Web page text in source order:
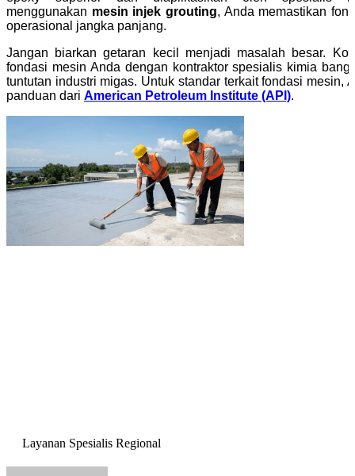
menggunakan mesin injek grouting, Anda memastikan
operasional jangka panjang.
Jangan biarkan getaran kecil menjadi masalah besar.
fondasi mesin Anda dengan kontraktor spesialis kimia
tuntutan industri migas. Untuk standar terkait fondasi mesin,
panduan dari American Petroleum Institute (API).
Layanan Spesialis Regional